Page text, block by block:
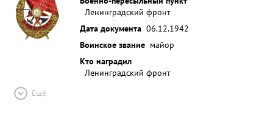
Ленинградский фронт
Дата документа 06.12.1942
Воинское звание майор
Кто наградил
Ленинградский фронт
Ещё